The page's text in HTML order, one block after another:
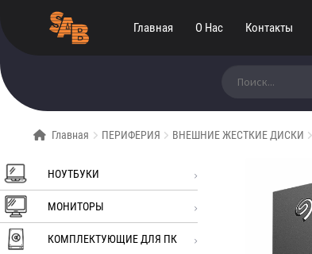
Главная О Нас Контакты
Главная ПЕРИФЕРИЯ ВНЕШНИЕ ЖЕСТКИЕ ДИСКИ
НОУТБУКИ
МОНИТОРЫ
КОМПЛЕКТУЮЩИЕ ДЛЯ ПК